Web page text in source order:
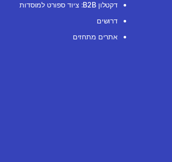
דקטלון B2B: ציוד ספורט למוסדות
דרושים
אתרים מתחזים